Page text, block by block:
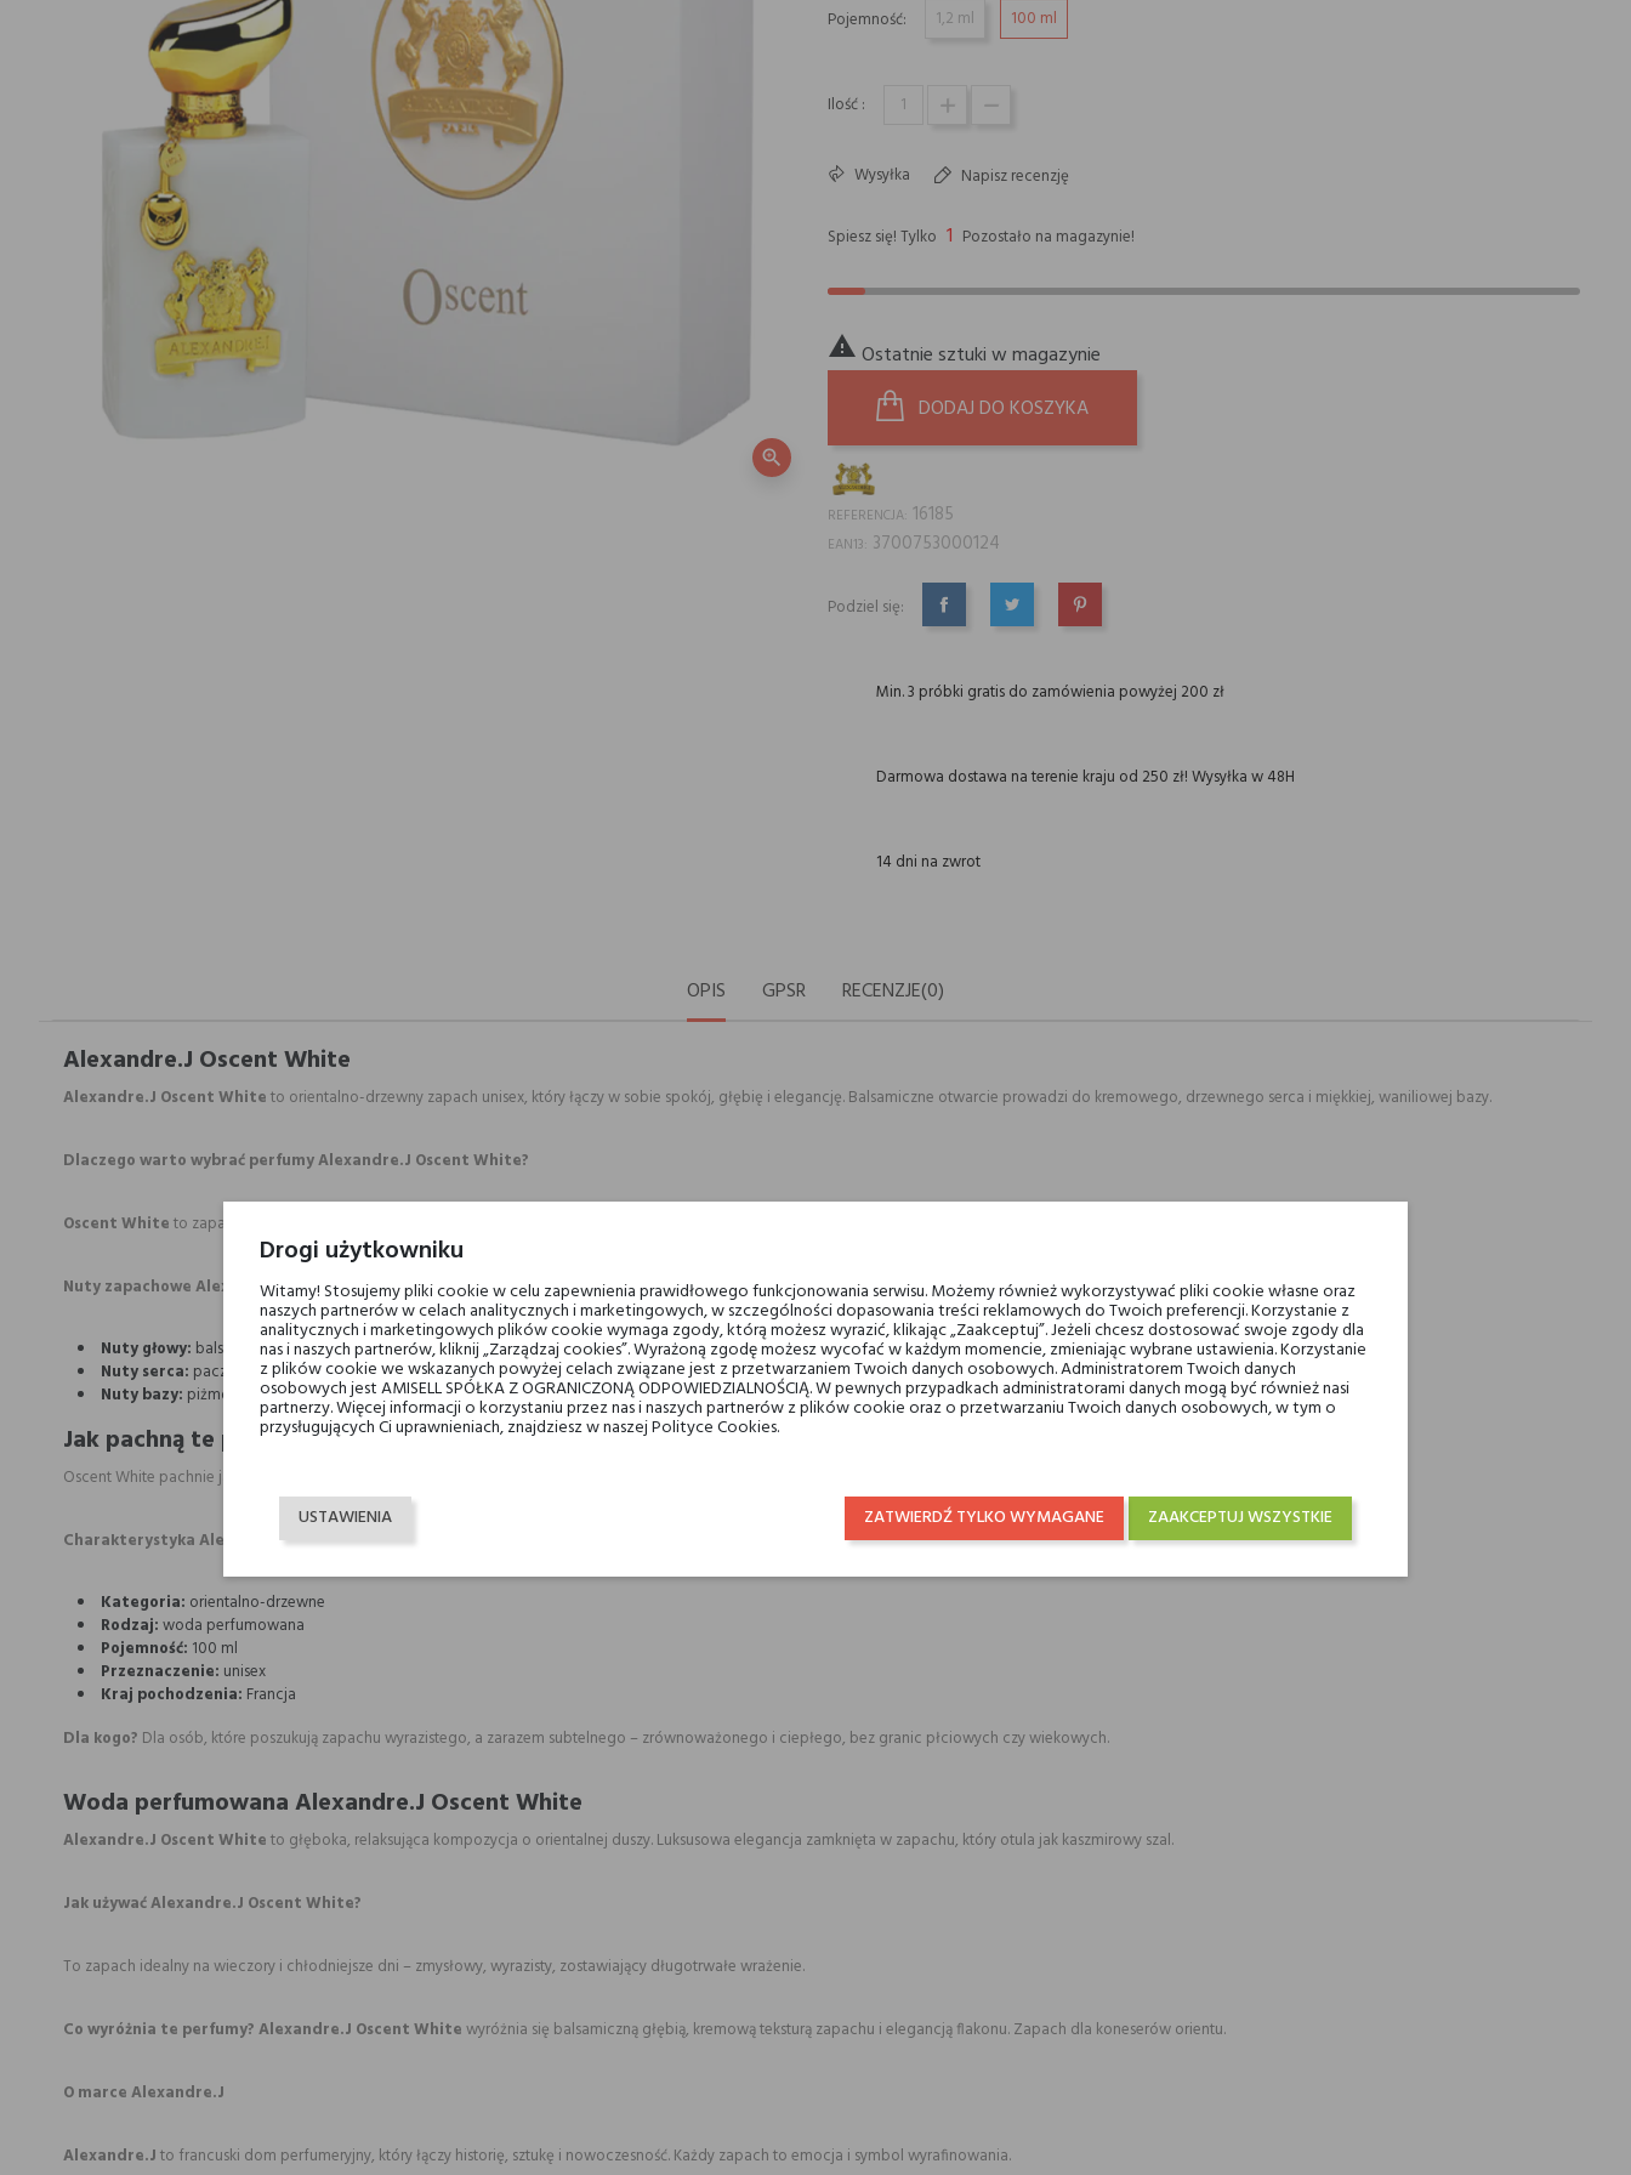
zoom_in
Pojemność: 1,2 ml 100 ml
Ilość :
Wysyłka Napisz recenzję
Spiesz się! Tylko 1 Pozostało na magazynie!
 Ostatnie sztuki w magazynie
DODAJ DO KOSZYKA
REFERENCJA: 16185
EAN13: 3700753000124
Podziel się:
UDOSTĘPNIJTWEETUJPINTEREST
Min. 3 próbki gratis do zamówienia powyżej 200 zł
Darmowa dostawa na terenie kraju od 250 zł! Wysyłka w 48H
14 dni na zwrot
OPIS GPSR RECENZJE(0)
Alexandre.J Oscent White
Alexandre.J Oscent Whiteto orientalno-drzewny zapach unisex, który łączy w sobie spokój, głębię i elegancję. Balsamiczne otwarcie prowadzi do kremowego, drzewnego serca i miękkiej, waniliowej bazy.
Dlaczego warto wybrać perfumy Alexandre.J Oscent White?
Oscent Whiteto zapach o kontemplacyjnym, ciepłym charakterze – pełen kontrastów i harmonii. Idealny dla osób poszukujących wyjątkowych kompozycji o głębokim charakterze.
Nuty zapachowe Alexandre.J Oscent White:
Nuty głowy: balsam gurjan
Nuty serca: paczula, elemi, drzewo sandałowe
Nuty bazy: piżmo, labdanum, wanilia
Jak pachną te perfumy Alexandre.J Oscent White?
Oscent White pachnie jak kremowy orientalny balsam – ciepły, gładki i wyciszający. Wanilia, paczula i labdanum tworzą głęboką, zmysłową bazę, która trwa na skórze godzinami.
Charakterystyka Alexandre.J Oscent White:
Kategoria: orientalno-drzewne
Rodzaj:woda perfumowana
Pojemność: 100 ml
Przeznaczenie: unisex
Kraj pochodzenia: Francja
Dla kogo? Dla osób, które poszukują zapachu wyrazistego, a zarazem subtelnego – zrównoważonego i ciepłego, bez granic płciowych czy wiekowych.
Woda perfumowana Alexandre.J Oscent White
Alexandre.J Oscent Whiteto głęboka, relaksująca kompozycja o orientalnej duszy. Luksusowa elegancja zamknięta w zapachu, który otula jak kaszmirowy szal.
Jak używać Alexandre.J Oscent White?
To zapach idealny na wieczory i chłodniejsze dni – zmysłowy, wyrazisty, zostawiający długotrwałe wrażenie.
Co wyróżnia te perfumy?Alexandre.J Oscent Whitewyróżnia się balsamiczną głębią, kremową teksturą zapachu i elegancją flakonu. Zapach dla koneserów orientu.
O marce Alexandre.J
Alexandre.Jto francuski dom perfumeryjny, który łączy historię, sztukę i nowoczesność. Każdy zapach to emocja i symbol wyrafinowania.
Drogi użytkowniku
Witamy! Stosujemy pliki cookie w celu zapewnienia prawidłowego funkcjonowania serwisu. Możemy również wykorzystywać pliki cookie własne oraz
naszych partnerów w celach analitycznych i marketingowych, w szczególności dopasowania treści reklamowych do Twoich preferencji. Korzystanie z
analitycznych i marketingowych plików cookie wymaga zgody, którą możesz wyrazić, klikając „Zaakceptuj”. Jeżeli chcesz dostosować swoje zgody dla
nas i naszych partnerów, kliknij „Zarządzaj cookies”. Wyrażoną zgodę możesz wycofać w każdym momencie, zmieniając wybrane ustawienia. Korzystanie
z plików cookie we wskazanych powyżej celach związane jest z przetwarzaniem Twoich danych osobowych. Administratorem Twoich danych
osobowych jest AMISELL SPÓŁKA Z OGRANICZONĄ ODPOWIEDZIALNOŚCIĄ. W pewnych przypadkach administratorami danych mogą być również nasi
partnerzy. Więcej informacji o korzystaniu przez nas i naszych partnerów z plików cookie oraz o przetwarzaniu Twoich danych osobowych, w tym o
przysługujących Ci uprawnieniach, znajdziesz w naszej Polityce Cookies.
USTAWIENIA ZAAKCEPTUJ WSZYSTKIE
ZATWIERDŹ TYLKO WYMAGANE